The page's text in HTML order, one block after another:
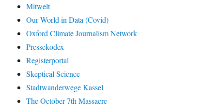
Mitwelt
Our World in Data (Covid)
Oxford Climate Journalism Network
Pressekodex
Registerportal
Skeptical Science
Stadtwanderwege Kassel
The October 7th Massacre